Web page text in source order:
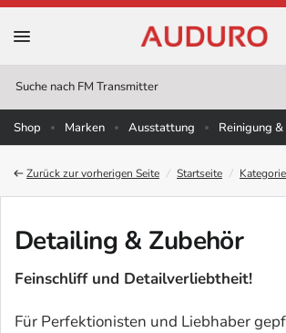
nach
Shop Marken Ausstattung Reinigung
Zurück zur vorherigen Seite / Startseite /
Detailing & Zubehör
Feinschliff und Detailverliebtheit!
Für Perfektionisten und Liebhaber